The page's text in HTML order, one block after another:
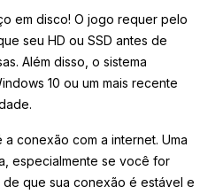
em disco! O jogo requer pelo
seu HD ou SSD antes de
Além disso, o sistema
10 ou um mais recente
conexão com a internet. Uma
especialmente se você for
que sua conexão é estável e